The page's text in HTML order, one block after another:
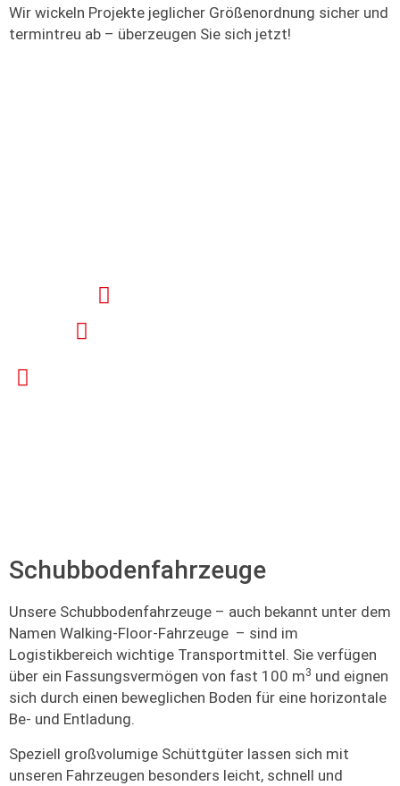
Wir wickeln Projekte jeglicher Größenordnung sicher und
termintreu ab – überzeugen Sie sich jetzt!
Schubbodenfahrzeuge
Unsere Schubbodenfahrzeuge – auch bekannt unter dem
Namen Walking-Floor-Fahrzeuge – sind im
Logistikbereich wichtige Transportmittel. Sie verfügen
über ein Fassungsvermögen von fast 100 m3 und eignen
sich durch einen beweglichen Boden für eine horizontale
Be- und Entladung.
Speziell großvolumige Schüttgüter lassen sich mit
unseren Fahrzeugen besonders leicht, schnell und